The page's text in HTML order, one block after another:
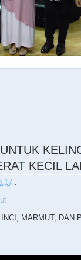
KECIL
.
MARMUT, DAN